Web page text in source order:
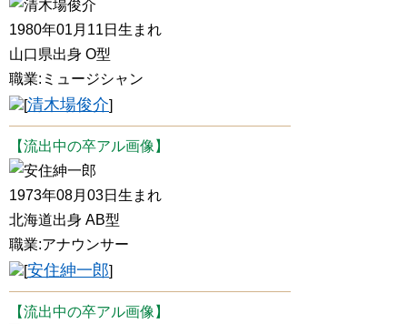
清木場俊介
1980年01月11日生まれ
山口県出身 O型
職業:ミュージシャン
[清木場俊介]
【流出中の卒アル画像】
安住紳一郎
1973年08月03日生まれ
北海道出身 AB型
職業:アナウンサー
[安住紳一郎]
【流出中の卒アル画像】